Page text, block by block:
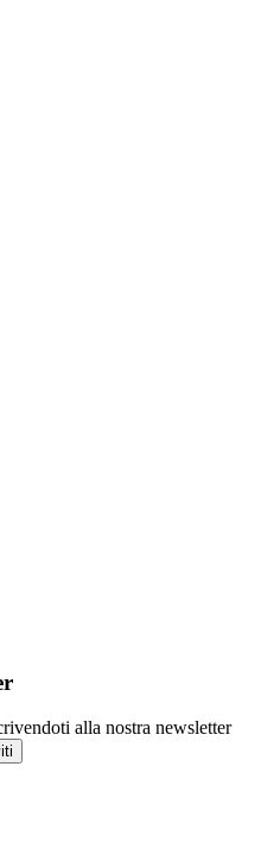
alla nostra newsletter